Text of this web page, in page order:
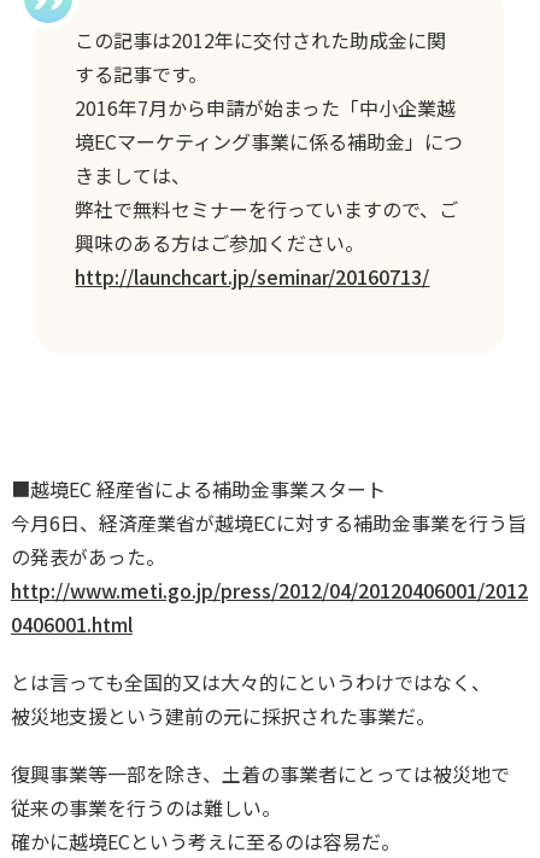
この記事は2012年に交付された助成金に関
する記事です。
2016年7月から申請が始まった「中小企業越
境ECマーケティング事業に係る補助金」につ
きましては、
弊社で無料セミナーを行っていますので、ご
興味のある方はご参加ください。
http://launchcart.jp/seminar/20160713/
■越境EC 経産省による補助金事業スタート
今月6日、経済産業省が越境ECに対する補助金事業を行う旨
の発表があった。
http://www.meti.go.jp/press/2012/04/20120406001/2012
0406001.html
とは言っても全国的又は大々的にというわけではなく、
被災地支援という建前の元に採択された事業だ。
復興事業等一部を除き、土着の事業者にとっては被災地で
従来の事業を行うのは難しい。
確かに越境ECという考えに至るのは容易だ。